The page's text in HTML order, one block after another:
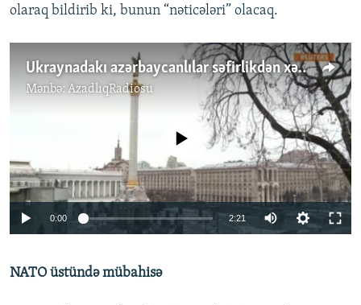
olaraq bildirib ki, bunun “nəticələri” olacaq.
Ukraynadakı azərbaycanlılar səfirlikdən xəbərdarlıq almaqdıalarını deyirlər
Mənbə: AzadlıqRadiosu
No media source currently available
0:00 2:21 Auto
NATO üstündə mübahisə